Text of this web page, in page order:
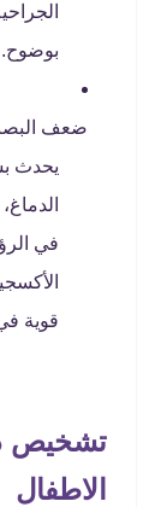
بوضوح.
ضعف
يحدث
في
قوية
تشخيص
الاطفال